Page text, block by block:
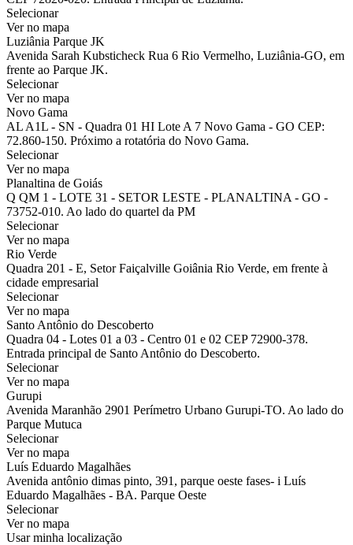
Selecionar
Ver no mapa
Luziânia Parque JK
Avenida Sarah Kubsticheck Rua 6 Rio Vermelho, Luziânia-GO, em
frente ao Parque JK.
Selecionar
Ver no mapa
Novo Gama
AL A1L - SN - Quadra 01 HI Lote A 7 Novo Gama - GO CEP:
72.860-150. Próximo a rotatória do Novo Gama.
Selecionar
Ver no mapa
Planaltina de Goiás
Q QM 1 - LOTE 31 - SETOR LESTE - PLANALTINA - GO -
73752-010. Ao lado do quartel da PM
Selecionar
Ver no mapa
Rio Verde
Quadra 201 - E, Setor Faiçalville Goiânia Rio Verde, em frente à
cidade empresarial
Selecionar
Ver no mapa
Santo Antônio do Descoberto
Quadra 04 - Lotes 01 a 03 - Centro 01 e 02 CEP 72900-378.
Entrada principal de Santo Antônio do Descoberto.
Selecionar
Ver no mapa
Gurupi
Avenida Maranhão 2901 Perímetro Urbano Gurupi-TO. Ao lado do
Parque Mutuca
Selecionar
Ver no mapa
Luís Eduardo Magalhães
Avenida antônio dimas pinto, 391, parque oeste fases- i Luís
Eduardo Magalhães - BA. Parque Oeste
Selecionar
Ver no mapa
Usar minha localização